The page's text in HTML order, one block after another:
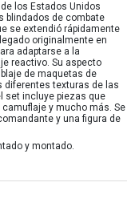
los Estados Unidos
blindados de combate
se extendió rápidamente
originalmente en
adaptarse a la
reactivo. Su aspecto
de maquetas de
diferentes texturas de las
set incluye piezas que
y mucho más. Se
y una figura de
y montado.